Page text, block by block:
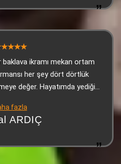
ettiklerini düşünüyorum
ikramı mekan ortam
her şey dört dörtlük
değer. Hayatımda yediğim
fazla
ARDIÇ